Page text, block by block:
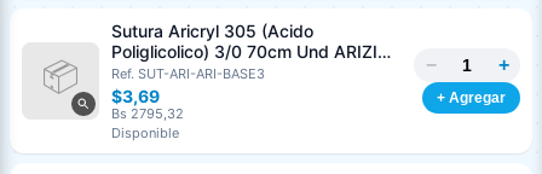
Sutura Aricryl 305 (Acido
Poliglicolico) 3/0 70cm Und ARIZI
Aguja de 1/2 Circulo Punta Conica
17mm
Ref. SUT-ARI-ARI-BASE3
$3,69
Bs 2795,32
Disponible
− +
+ Agregar